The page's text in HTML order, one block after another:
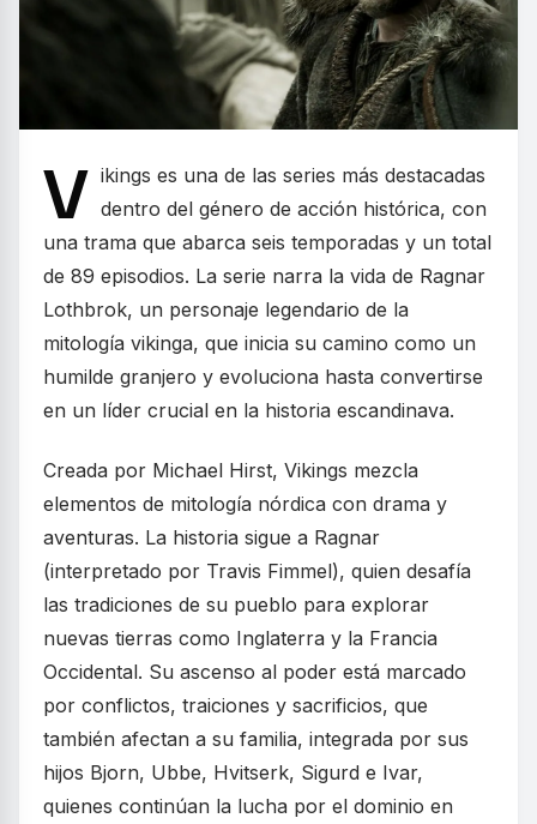
V ikings es una de las series más destacadas
dentro del género de acción histórica, con
una trama que abarca seis temporadas y un total
de 89 episodios. La serie narra la vida de Ragnar
Lothbrok, un personaje legendario de la
mitología vikinga, que inicia su camino como un
humilde granjero y evoluciona hasta convertirse
en un líder crucial en la historia escandinava.
Creada por Michael Hirst, Vikings mezcla
elementos de mitología nórdica con drama y
aventuras. La historia sigue a Ragnar
(interpretado por Travis Fimmel), quien desafía
las tradiciones de su pueblo para explorar
nuevas tierras como Inglaterra y la Francia
Occidental. Su ascenso al poder está marcado
por conflictos, traiciones y sacrificios, que
también afectan a su familia, integrada por sus
hijos Bjorn, Ubbe, Hvitserk, Sigurd e Ivar,
quienes continúan la lucha por el dominio en